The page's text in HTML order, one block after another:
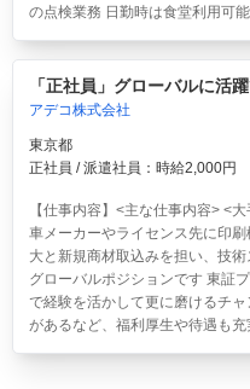
の点検業務 日勤時は食堂利用可
「正社員」グローバルに活
アデコ株式会社
東京都
正社員 / 派遣社員：時給2,000円
【仕事内容】<主な仕事内容> <
車メーカーやライセンス先に印
大と新規商材取込みを担い、技
グローバルポジションです 東証
で経験を活かして更に磨けるチ
があるなど、福利厚生や待遇も